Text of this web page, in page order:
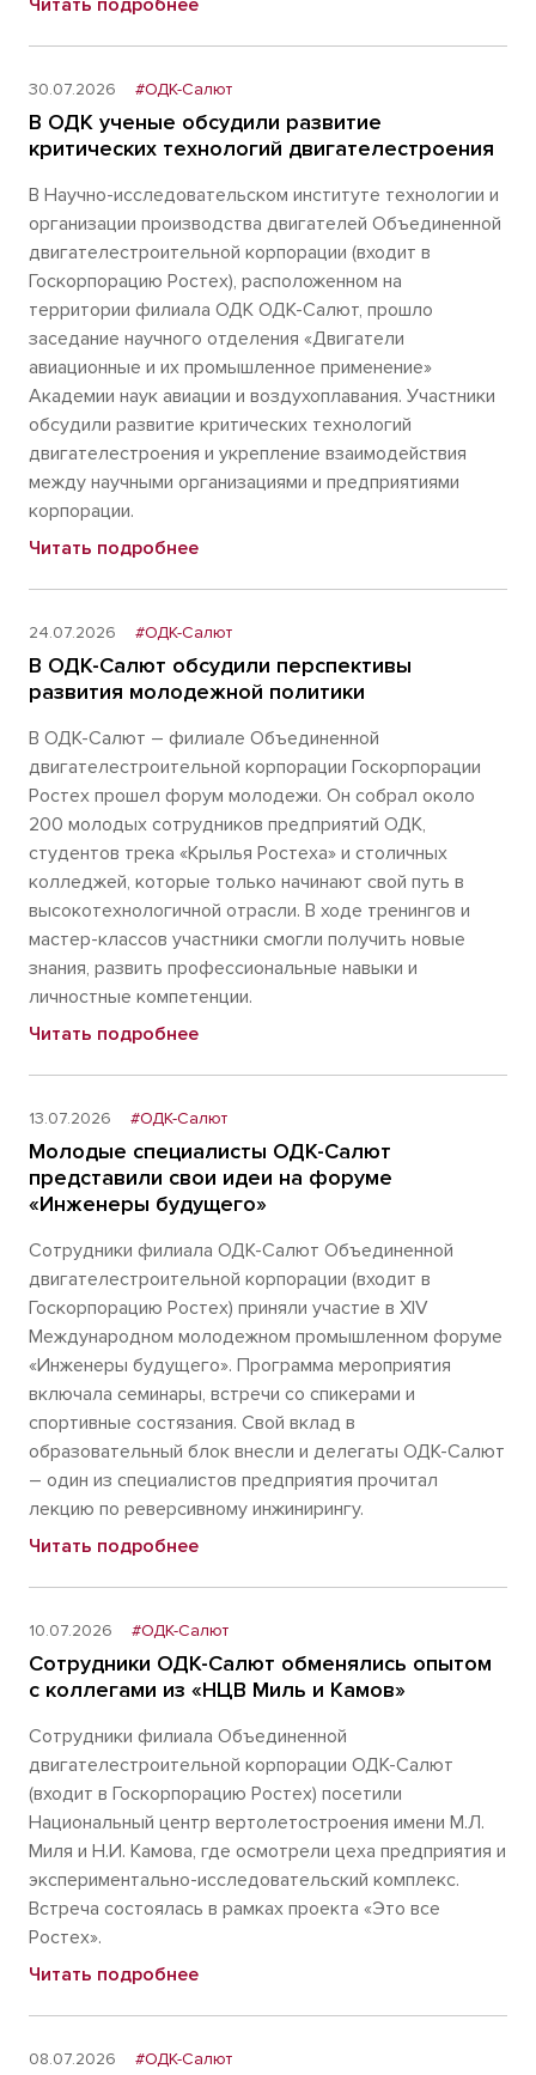
Читать подробнее
30.07.2026 #ОДК-Салют
В ОДК ученые обсудили развитие
критических технологий двигателестроения
В Научно-исследовательском институте технологии и
организации производства двигателей Объединенной
двигателестроительной корпорации (входит в
Госкорпорацию Ростех), расположенном на
территории филиала ОДК ОДК-Салют, прошло
заседание научного отделения «Двигатели
авиационные и их промышленное применение»
Академии наук авиации и воздухоплавания. Участники
обсудили развитие критических технологий
двигателестроения и укрепление взаимодействия
между научными организациями и предприятиями
корпорации.
Читать подробнее
24.07.2026 #ОДК-Салют
В ОДК-Салют обсудили перспективы
развития молодежной политики
В ОДК-Салют – филиале Объединенной
двигателестроительной корпорации Госкорпорации
Ростех прошел форум молодежи. Он собрал около
200 молодых сотрудников предприятий ОДК,
студентов трека «Крылья Ростеха» и столичных
колледжей, которые только начинают свой путь в
высокотехнологичной отрасли. В ходе тренингов и
мастер-классов участники смогли получить новые
знания, развить профессиональные навыки и
личностные компетенции.
Читать подробнее
13.07.2026 #ОДК-Салют
Молодые специалисты ОДК-Салют
представили свои идеи на форуме
«Инженеры будущего»
Сотрудники филиала ОДК-Салют Объединенной
двигателестроительной корпорации (входит в
Госкорпорацию Ростех) приняли участие в XIV
Международном молодежном промышленном форуме
«Инженеры будущего». Программа мероприятия
включала семинары, встречи со спикерами и
спортивные состязания. Свой вклад в
образовательный блок внесли и делегаты ОДК-Салют
– один из специалистов предприятия прочитал
лекцию по реверсивному инжинирингу.
Читать подробнее
10.07.2026 #ОДК-Салют
Сотрудники ОДК-Салют обменялись опытом
с коллегами из «НЦВ Миль и Камов»
Сотрудники филиала Объединенной
двигателестроительной корпорации ОДК-Салют
(входит в Госкорпорацию Ростех) посетили
Национальный центр вертолетостроения имени М.Л.
Миля и Н.И. Камова, где осмотрели цеха предприятия и
экспериментально-исследовательский комплекс.
Встреча состоялась в рамках проекта «Это все
Ростех».
Читать подробнее
08.07.2026 #ОДК-Салют